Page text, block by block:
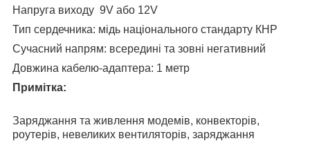
Напруга виходу 9V або 12V
Тип сердечника: мідь національного стандарту КНР
Сучасний напрям: всередині та зовні негативний
Довжина кабелю-адаптера: 1 метр
Примітка:
Заряджання та живлення модемів, конвекторів,
роутерів, невеликих вентиляторів, заряджання